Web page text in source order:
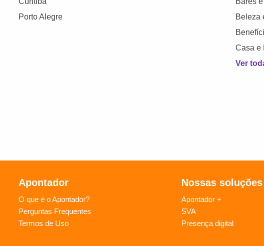
Porto Alegre
Beleza
Casa e
Ver
Apontador
O que é o Apontador?
Perguntas Frequentes
Termos de Uso
Nossas soluções
Apontador +
SVA
Presença digital